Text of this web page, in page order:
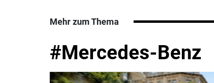
Mehr zum Thema
#Mercedes-Benz